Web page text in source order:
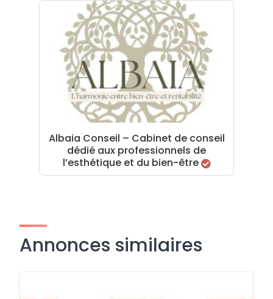
Albaia Conseil – Cabinet de conseil
dédié aux professionnels de
l’esthétique et du bien-être
Annonces similaires